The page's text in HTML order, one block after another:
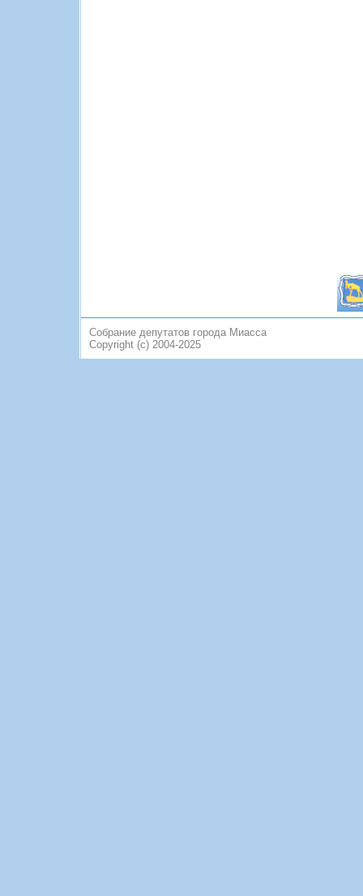
Собрание депутатов города Миасса
Copyright (c) 2004-2025